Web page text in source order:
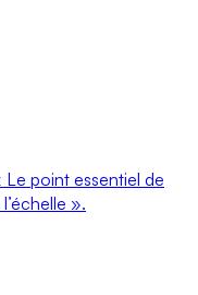
point essentiel de
».